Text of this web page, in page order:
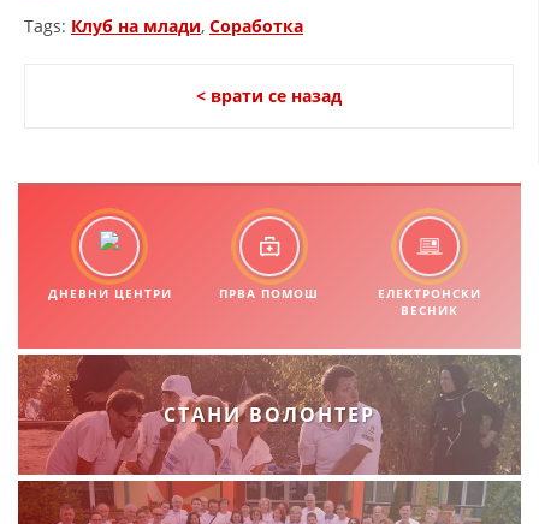
МЕЃУНАРОДНА СОРАБОТКА
ЗДРАВСТВЕНО ПРЕВЕНТИВНА ДЕЈНОСТ
ПРВА ПОМОШ
КРВОДАРИТЕЛСТВО
УСЛУГИ
ЗА НАС
Tags: Клуб на млади, Соработка
< врати се назад
ДНЕВНИ ЦЕНТРИ ПРВА ПОМОШ
ЕЛЕКТРОНСКИ
ВЕСНИК
СТАНИ ВОЛОНТЕР